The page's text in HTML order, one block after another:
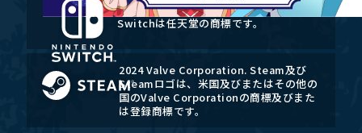
Nintendo Switchのロゴ・Nintendo
Switchは任天堂の商標です。
2024 Valve Corporation. Steam及び
Steamロゴは、米国及びまたはその他の
国のValve Corporationの商標及びまた
は登録商標です。